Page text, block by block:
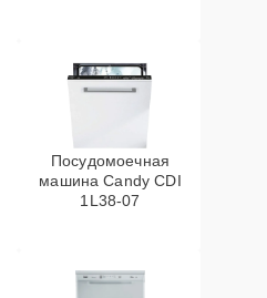
Посудомоечная
машина Candy CDI
1L38-07